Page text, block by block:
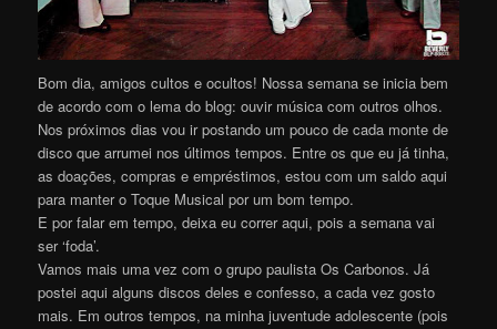
Bom dia, amigos cultos e ocultos! Nossa semana se inicia bem
de acordo com o lema do blog: ouvir música com outros olhos.
Nos próximos dias vou ir postando um pouco de cada monte de
disco que arrumei nos últimos tempos. Entre os que eu já tinha,
as doações, compras e empréstimos, estou com um saldo aqui
para manter o Toque Musical por um bom tempo.
E por falar em tempo, deixa eu correr aqui, pois a semana vai
ser ‘foda’.
Vamos mais uma vez com o grupo paulista Os Carbonos. Já
postei aqui alguns discos deles e confesso, a cada vez gosto
mais. Em outros tempos, na minha juventude adolescente (pois